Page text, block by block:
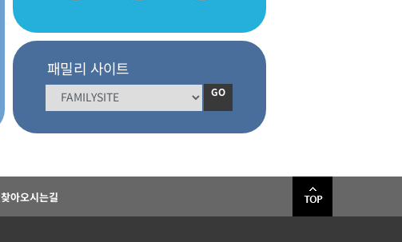
패밀리 사이트
GO
찾아오시는길